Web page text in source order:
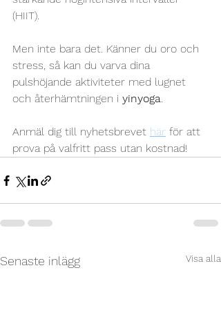
(HIIT).
Men inte bara det. Känner du oro och
stress, så kan du varva dina
pulshöjande aktiviteter med lugnet
och återhämtningen i yinyoga.
Anmäl dig till nyhetsbrevet här för att
prova på valfritt pass utan kostnad!
Senaste inlägg Visa alla